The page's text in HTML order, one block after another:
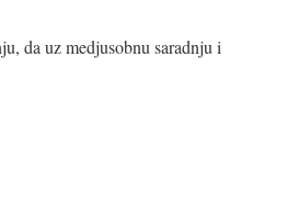
da uz medjusobnu saradnju i